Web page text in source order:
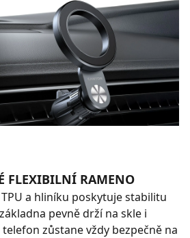
FLEXIBILNÍ RAMENO
a hliníku poskytuje stabilitu
pevně drží na skle i
zůstane vždy bezpečně na